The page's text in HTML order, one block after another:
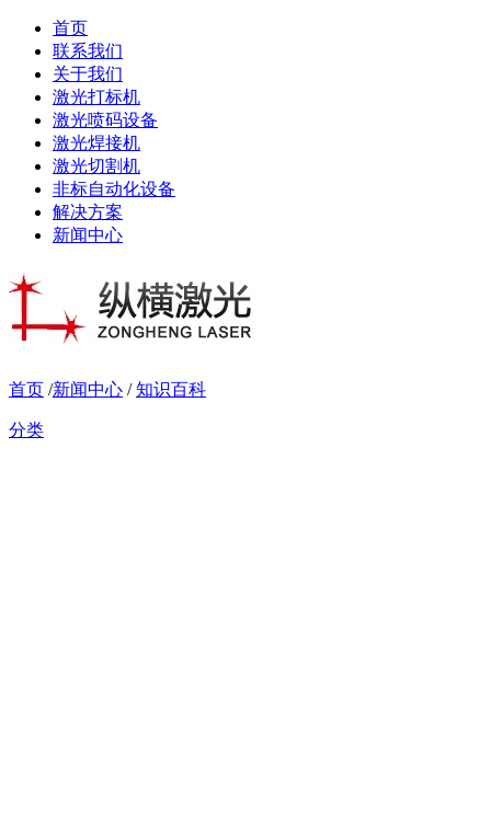
首页
联系我们
关于我们
激光打标机
激光喷码设备
激光焊接机
激光切割机
非标自动化设备
解决方案
新闻中心
首页 /新闻中心 /知识百科
分类